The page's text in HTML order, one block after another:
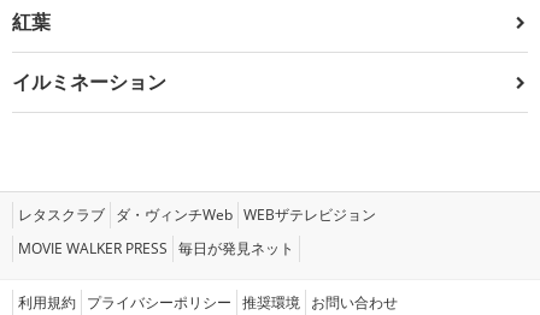
紅葉
イルミネーション
レタスクラブ ダ・ヴィンチWeb WEBザテレビジョン
MOVIE WALKER PRESS 毎日が発見ネット
利用規約 プライバシーポリシー 推奨環境 お問い合わせ